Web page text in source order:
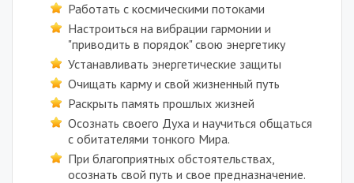
Работать с космическими потоками
Настроиться на вибрации гармонии и
"приводить в порядок" свою энергетику
Устанавливать энергетические защиты
Очищать карму и свой жизненный путь
Раскрыть память прошлых жизней
Осознать своего Духа и научиться общаться
с обитателями тонкого Мира.
При благоприятных обстоятельствах,
осознать свой путь и свое предназначение.